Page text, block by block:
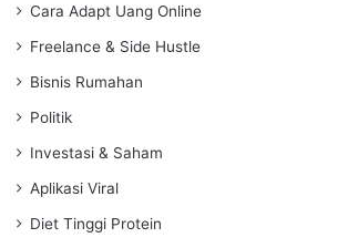
Cara Adapt Uang Online
Freelance & Side Hustle
Bisnis Rumahan
Politik
Investasi & Saham
Aplikasi Viral
Diet Tinggi Protein